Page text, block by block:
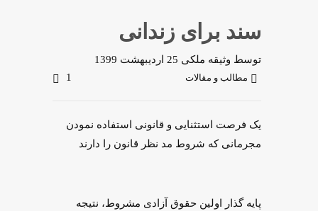
سند برای زندانی
توسط وثیقه ملکی 25 اردیبهشت 1399
مطالب و مقالات 1
یک فرصت استثنایی و قانونی استفاده نمودن
مجرمانی که شروط مد نظر قانون را دارند
پایه گذار اولین حقوق آزادی مشروط، نتیجه